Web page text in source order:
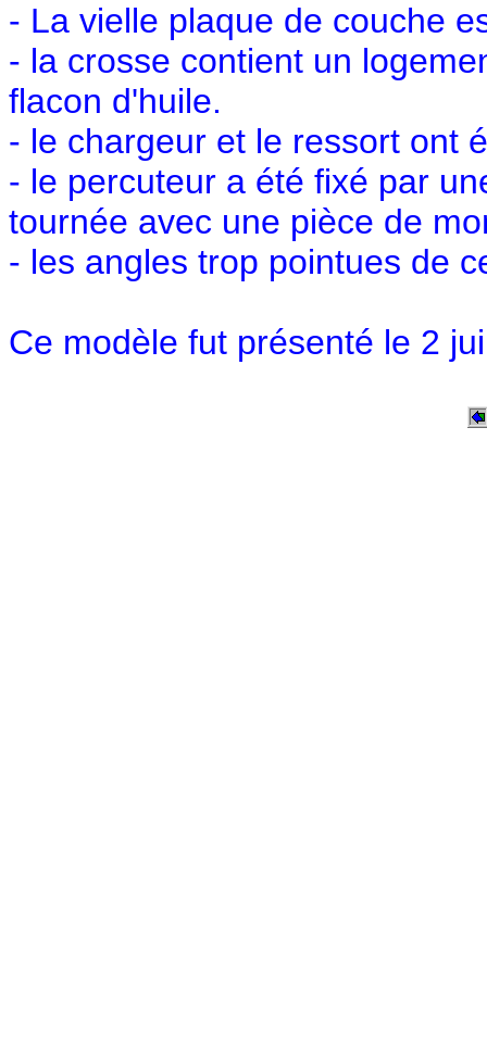
- La vielle plaque de couche
- la crosse contient un
flacon d'huile.
- le chargeur et le ressort ont
- le percuteur a été fixé par
tournée avec une pièce de
- les angles trop pointues de
Ce modèle fut présenté le 2